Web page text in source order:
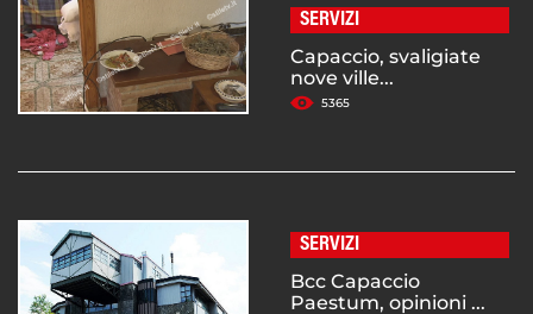
SERVIZI
Capaccio, svaligiate
nove ville...
5365
SERVIZI
Bcc Capaccio
Paestum, opinioni ...